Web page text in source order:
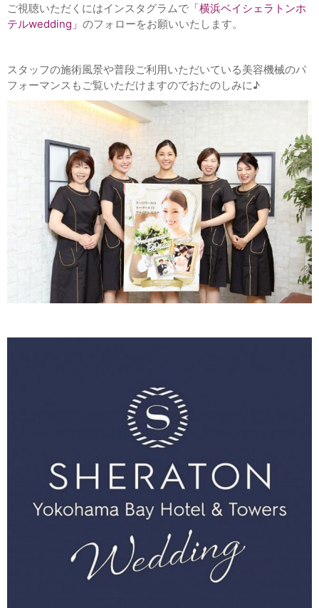
ご視聴いただくにはインスタグラムで 「横浜ベイシェラトンホ
テルwedding」 のフォローをお願いいたします。
スタッフの施術風景や普段ご利用いただいている美容機械のパ
フォーマンスもご覧いただけますのでおたのしみに♪